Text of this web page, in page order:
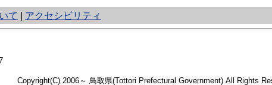
て アクセシビリティ
Copyright(C) 2006～ 鳥取県(Tottori Prefectural Government) All Rights